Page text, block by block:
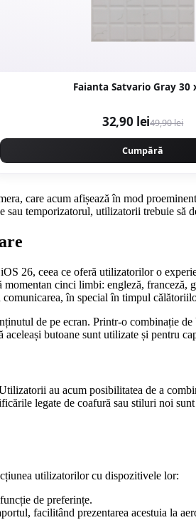
Faianta
32,90 lei49,90 lei
Cumpără
care acum afișează în mod
temporizatorul, utilizatorii trebuie să
26, ceea ce oferă utilizatorilor o
cinci limbi: engleză,
în special în timpul
de pe ecran. Printr-o combinație
butoane sunt utilizate și pentru
au acum posibilitatea de a
legate de coafură sau stiluri noi
utilizatorilor cu dispozitivele lor:
de preferințe.
facilitând prezentarea acestuia la